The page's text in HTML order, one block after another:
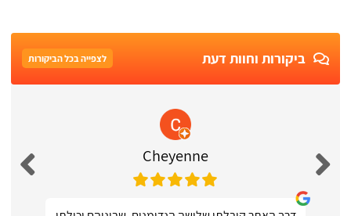
ביקורות וחוות דעת לצפייה בכל הביקורות
Cheyenne